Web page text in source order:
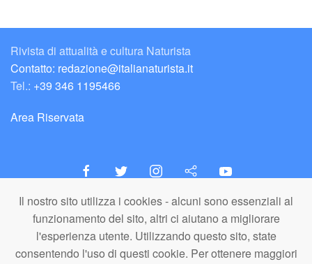
Il nostro sito utilizza i cookies - alcuni sono essenziali al
funzionamento del sito, altri ci aiutano a migliorare
l'esperienza utente. Utilizzando questo sito, state
consentendo l'uso di questi cookie. Per ottenere maggiori
Rivista di attualità e cultura Naturista
Contatto: redazione@italianaturista.it
Tel.: +39 346 1195466
Area Riservata
italiaNATURISTA
Editore e Redazione
A.N.ITA. Associazione Naturista Italiana (APS)
C.F. 80203710159